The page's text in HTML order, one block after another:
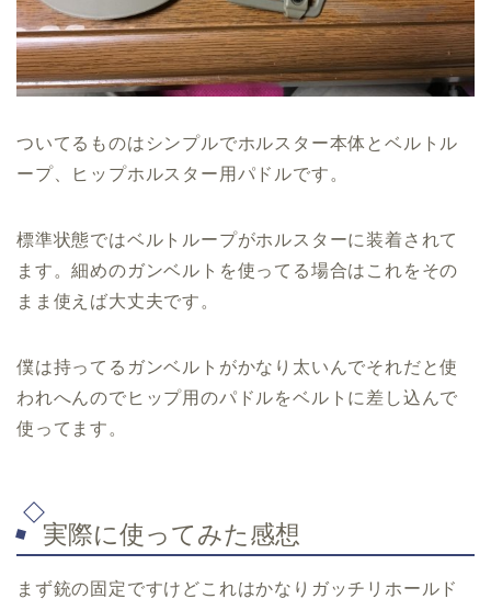
ついてるものはシンプルでホルスター本体とベルトル
ープ、ヒップホルスター用パドルです。
標準状態ではベルトループがホルスターに装着されて
ます。細めのガンベルトを使ってる場合はこれをその
まま使えば大丈夫です。
僕は持ってるガンベルトがかなり太いんでそれだと使
われへんのでヒップ用のパドルをベルトに差し込んで
使ってます。
実際に使ってみた感想
まず銃の固定ですけどこれはかなりガッチリホールド